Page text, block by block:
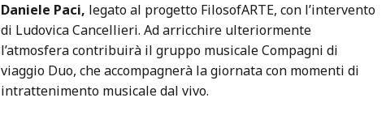
Daniele Paci, legato al progetto FilosofARTE, con l’intervento
di Ludovica Cancellieri. Ad arricchire ulteriormente
l’atmosfera contribuirà il gruppo musicale Compagni di
viaggio Duo, che accompagnerà la giornata con momenti di
intrattenimento musicale dal vivo.